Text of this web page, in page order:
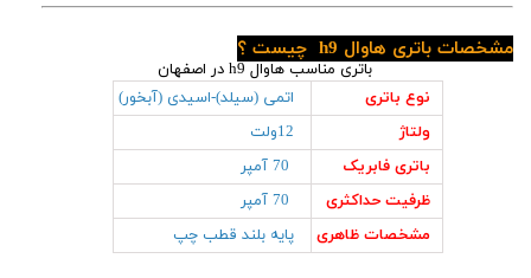
مشخصات باتری هاوال h9 چیست ؟
باتری مناسب هاوال h9 در اصفهان
نوع باتری
اتمی (سیلد)-اسیدی (آبخور)
ولتاژ
باتری فابریک
ظرفیت حداکثری
مشخصات ظاهری
پایه بلند قطب چپ